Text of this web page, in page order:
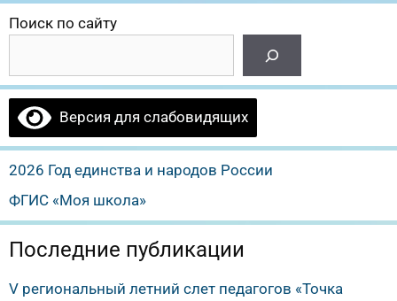
Поиск по сайту
Версия для слабовидящих
2026 Год единства и народов России
ФГИС «Моя школа»
Последние публикации
V региональный летний слет педагогов «Точка